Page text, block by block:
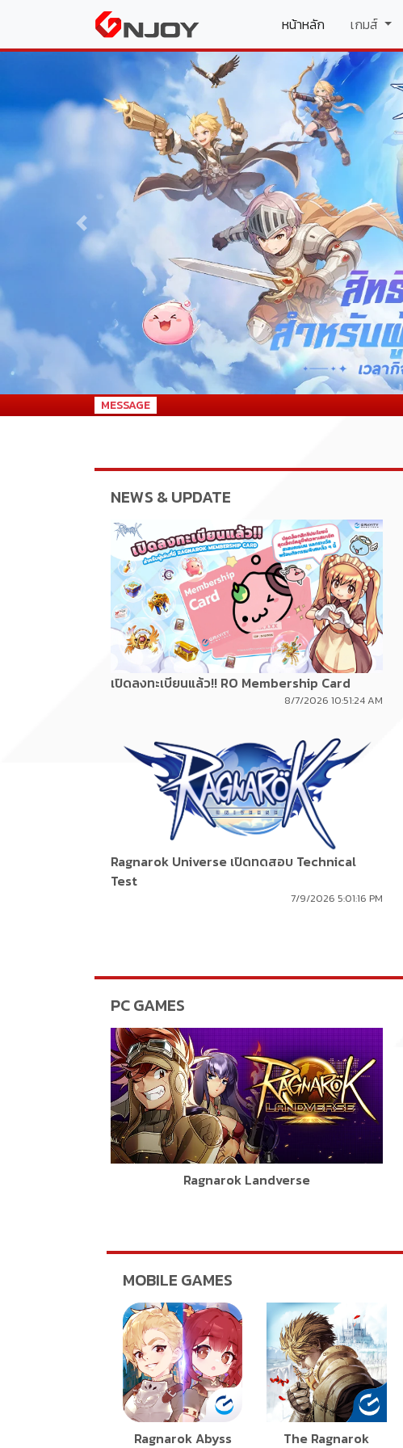
หน้าหลัก(current)
เกมส์
Previous
MESSAGE
NEWS & UPDATE
เปิดลงทะเบียนแล้ว!! RO Membership Card
8/7/2026 10:51:24 AM
Ragnarok Universe เปิดทดสอบ Technical
Test
7/9/2026 5:01:16 PM
PC GAMES
Ragnarok Landverse
MOBILE GAMES
Ragnarok Abyss The Ragnarok